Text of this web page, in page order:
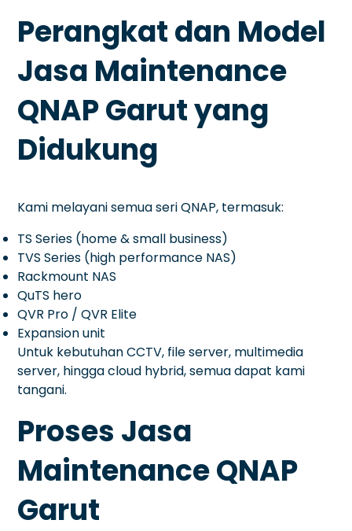
Perangkat dan Model
Jasa Maintenance
QNAP Garut yang
Didukung
Kami melayani semua seri QNAP, termasuk:
TS Series (home & small business)
TVS Series (high performance NAS)
Rackmount NAS
QuTS hero
QVR Pro / QVR Elite
Expansion unit
Untuk kebutuhan CCTV, file server, multimedia
server, hingga cloud hybrid, semua dapat kami
tangani.
Proses Jasa
Maintenance QNAP
Garut